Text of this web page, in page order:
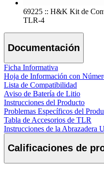
69225 :: H&K Kit de
TLR-4
Documentación
Ficha Informativa
Hoja de Información con
Lista de Compatibilidad
Aviso de Batería de Litio
Instrucciones del Producto
Problemas Específicos del
Tabla de Accesorios de TLR
Instrucciones de la Abrazadera
Calificaciones de